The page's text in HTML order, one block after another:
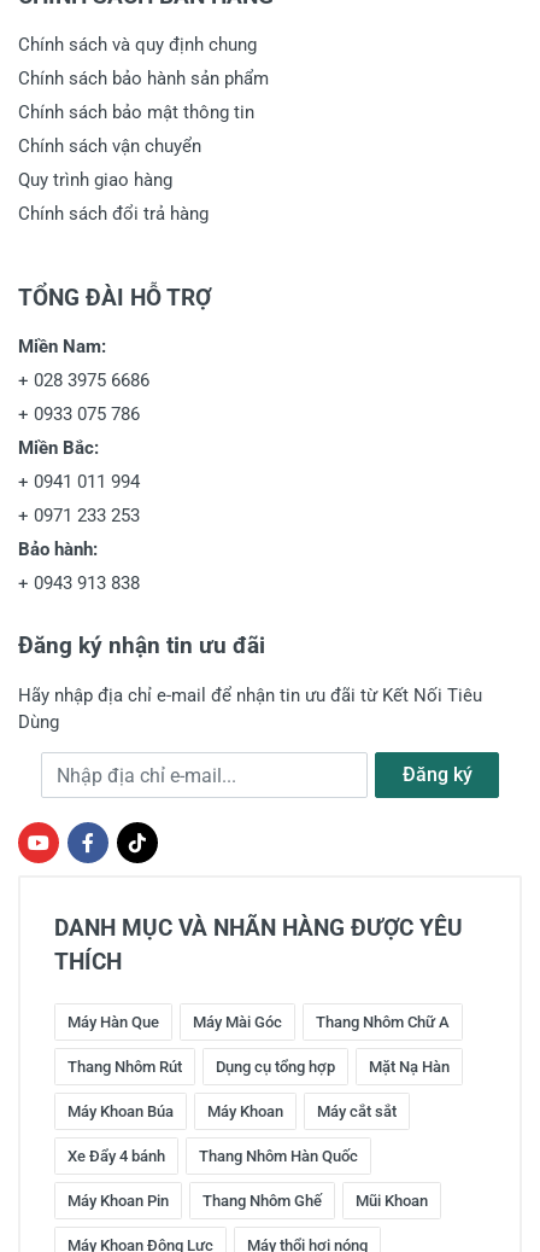
Chính sách và quy định chung
Chính sách bảo hành sản phẩm
Chính sách bảo mật thông tin
Chính sách vận chuyển
Quy trình giao hàng
Chính sách đổi trả hàng
TỔNG ĐÀI HỖ TRỢ
Miền Nam:
+ 028 3975 6686
+ 0933 075 786
Miền Bắc:
+ 0941 011 994
+ 0971 233 253
Bảo hành:
+ 0943 913 838
Đăng ký nhận tin ưu đãi
Hãy nhập địa chỉ e-mail để nhận tin ưu đãi từ Kết Nối Tiêu
Dùng
Địa chỉ e-mail Đăng ký
DANH MỤC VÀ NHÃN HÀNG ĐƯỢC YÊU
THÍCH
Máy Hàn Que Máy Mài Góc Thang Nhôm Chữ A
Thang Nhôm Rút Dụng cụ tổng hợp Mặt Nạ Hàn
Máy Khoan Búa Máy Khoan Máy cắt sắt
Xe Đẩy 4 bánh Thang Nhôm Hàn Quốc
Máy Khoan Pin Thang Nhôm Ghế Mũi Khoan
Máy Khoan Động Lực Máy thổi hơi nóng